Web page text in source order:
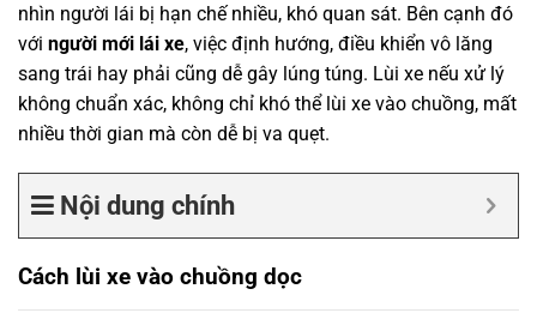
nhìn người lái bị hạn chế nhiều, khó quan sát. Bên cạnh đó
với người mới lái xe, việc định hướng, điều khiển vô lăng
sang trái hay phải cũng dễ gây lúng túng. Lùi xe nếu xử lý
không chuẩn xác, không chỉ khó thể lùi xe vào chuồng, mất
nhiều thời gian mà còn dễ bị va quẹt.
Nội dung chính
Cách lùi xe vào chuồng dọc